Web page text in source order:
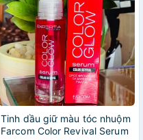
Tinh dầu giữ màu tóc nhuộm
Farcom Color Revival Serum